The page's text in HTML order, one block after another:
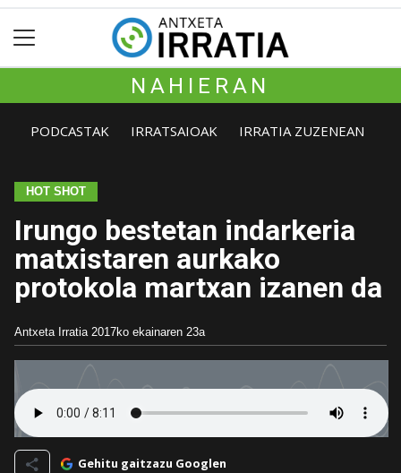
NAHIERAN
PODCASTAK IRRATSAIOAK IRRATIA ZUZENEAN
HOT SHOT
Irungo bestetan indarkeria
matxistaren aurkako
protokola martxan izanen da
Antxeta Irratia 2017ko ekainaren 23a
Gehitu gaitzazu Googlen